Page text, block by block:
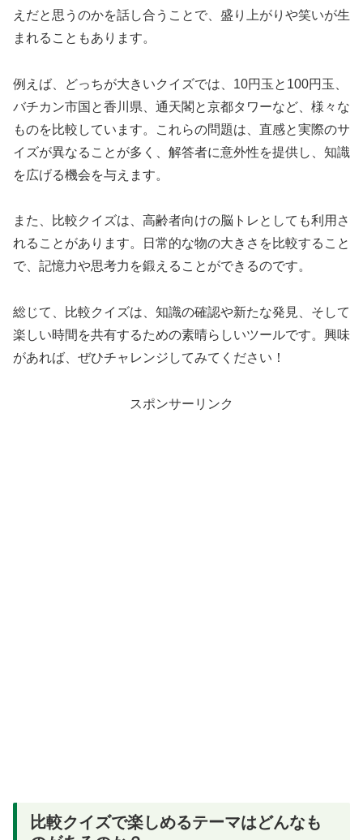
えだと思うのかを話し合うことで、盛り上がりや笑いが生
まれることもあります。
例えば、どっちが大きいクイズでは、10円玉と100円玉、
バチカン市国と香川県、通天閣と京都タワーなど、様々な
ものを比較しています。これらの問題は、直感と実際のサ
イズが異なることが多く、解答者に意外性を提供し、知識
を広げる機会を与えます。
また、比較クイズは、高齢者向けの脳トレとしても利用さ
れることがあります。日常的な物の大きさを比較すること
で、記憶力や思考力を鍛えることができるのです。
総じて、比較クイズは、知識の確認や新たな発見、そして
楽しい時間を共有するための素晴らしいツールです。興味
があれば、ぜひチャレンジしてみてください！
スポンサーリンク
比較クイズで楽しめるテーマはどんなも